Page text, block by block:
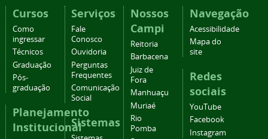
Cursos
Como
ingressar
Técnicos
Graduação
Pós-
graduação
Planejamento
Institucional
Serviços
Fale
Conosco
Ouvidoria
Perguntas
Frequentes
Comunicação
Social
Sistemas
Nossos
Campi
Reitoria
Barbacena
Juiz de
Fora
Manhuaçu
Muriaé
Rio
Pomba
Navegação
Acessibilidade
Mapa do
site
Redes
sociais
YouTube
Facebook
Instagram